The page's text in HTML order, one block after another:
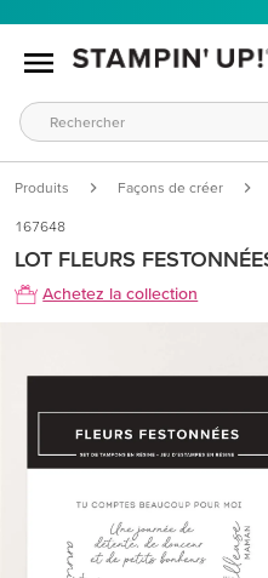
Produits Façons de créer
167648
LOT FLEURS
Achetez la collection